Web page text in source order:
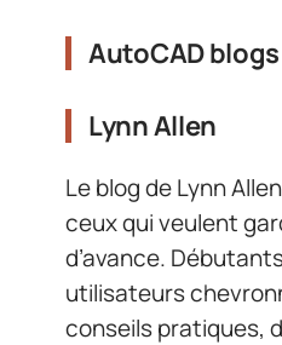
AutoCAD blogs
Lynn Allen
Le blog de Lynn
ceux qui veulent
d’avance.
utilisateurs
conseils pratiques,